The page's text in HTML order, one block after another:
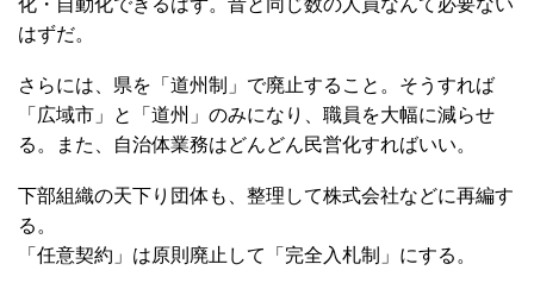
化・自動化できるはず。昔と同じ数の人員なんて必要ない
はずだ。
さらには、県を「道州制」で廃止すること。そうすれば
「広域市」と「道州」のみになり、職員を大幅に減らせ
る。また、自治体業務はどんどん民営化すればいい。
下部組織の天下り団体も、整理して株式会社などに再編す
る。
「任意契約」は原則廃止して「完全入札制」にする。